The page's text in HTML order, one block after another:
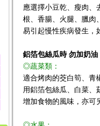
應選擇小豆乾、瘦肉、
根、香腸、火腿、臘肉
易引起慢性疾病發生，
鋁箔包絲瓜時 勿加奶油
◎蔬菜類：
適合烤肉的茭白筍、青
用鋁箔包絲瓜、白菜、
增加食物的風味，亦可